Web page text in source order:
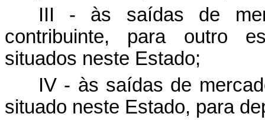
III - às saídas de
contribuinte, para outro
situados neste Estado;
IV - às saídas de
situado neste Estado, para